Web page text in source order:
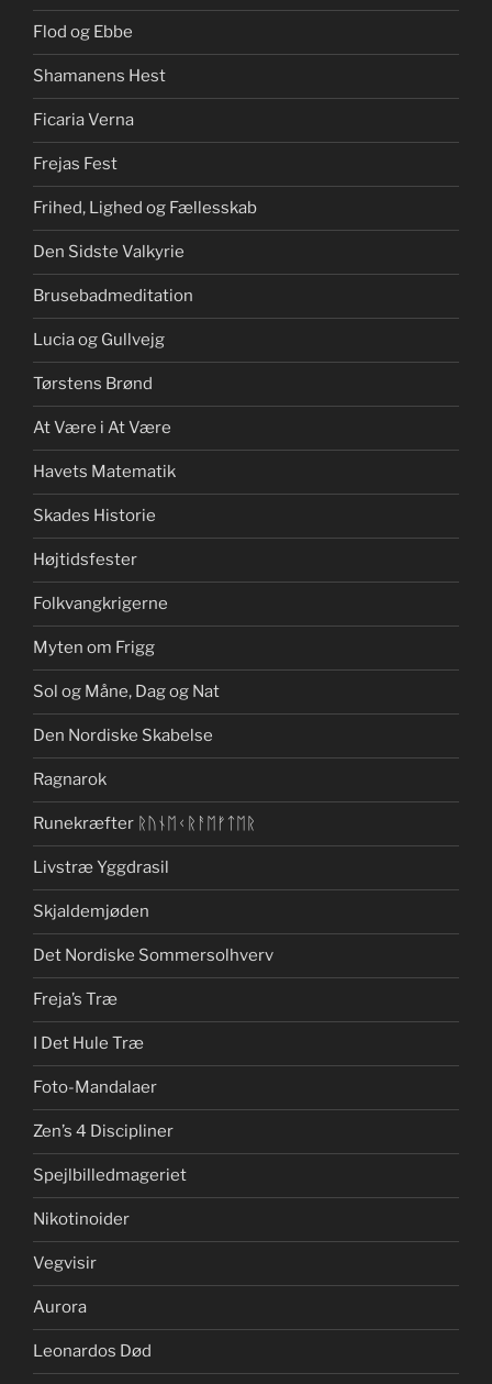
Flod og Ebbe
Shamanens Hest
Ficaria Verna
Frejas Fest
Frihed, Lighed og Fællesskab
Den Sidste Valkyrie
Brusebadmeditation
Lucia og Gullvejg
Tørstens Brønd
At Være i At Være
Havets Matematik
Skades Historie
Højtidsfester
Folkvangkrigerne
Myten om Frigg
Sol og Måne, Dag og Nat
Den Nordiske Skabelse
Ragnarok
Runekræfter ᚱᚢᚾᛖᚲᚱᚨᛖᚠᛏᛖᚱ
Livstræ Yggdrasil
Skjaldemjøden
Det Nordiske Sommersolhverv
Freja’s Træ
I Det Hule Træ
Foto-Mandalaer
Zen’s 4 Discipliner
Spejlbilledmageriet
Nikotinoider
Vegvisir
Aurora
Leonardos Død